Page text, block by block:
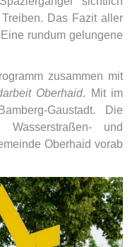
Das Fazit aller
rundum gelungene
zusammen mit
Oberhaid. Mit im
Gaustadt. Die
Wasserstraßen- und
Oberhaid vorab